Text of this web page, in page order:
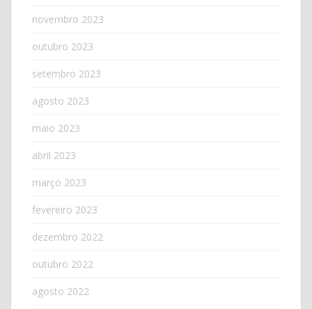
novembro 2023
outubro 2023
setembro 2023
agosto 2023
maio 2023
abril 2023
março 2023
fevereiro 2023
dezembro 2022
outubro 2022
agosto 2022